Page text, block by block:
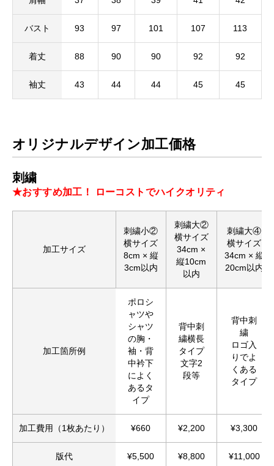
バスト 93 97 101 107 113
着丈 88 90 90 92 92
袖丈 43 44 44 45 45
オリジナルデザイン加工価格
刺繍
★おすすめ加工！ ローコストでハイクオリティ
加工サイズ
刺繍小②
横サイズ
8cm × 縦
3cm以内
刺繍大②
横サイズ
34cm ×
縦10cm
以内
刺繍大④
横サイズ
34cm × 縦
20cm以内
加工箇所例
ポロシ
ャツや
シャツ
の胸・
袖・背
中衿下
によく
あるタ
イプ
背中刺
繍横長
タイプ
文字2
段等
背中刺
繍
ロゴ入
りでよ
くある
タイプ
加工費用（1枚あたり） ¥660 ¥2,200 ¥3,300
版代 ¥5,500 ¥8,800 ¥11,000